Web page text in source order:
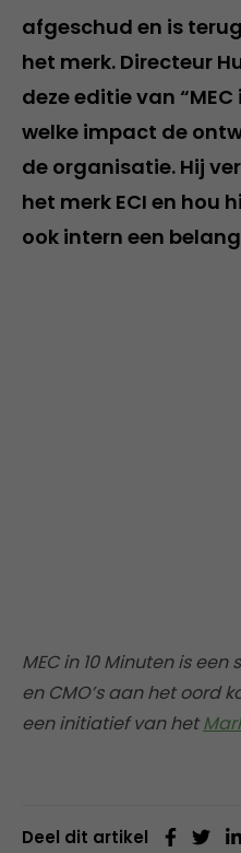
afgeschud en is
het merk. Directeur
deze editie van
welke impact de
de organisatie. Hij
het merk ECI en hou
ook intern een
MEC in 10 Minuten is een
en CMO’s aan het oord
een initiatief van het
Deel dit artikel